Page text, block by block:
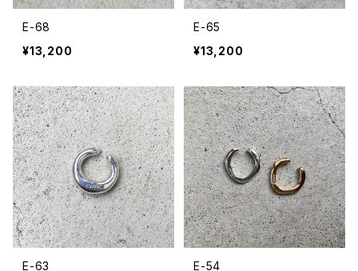
E-68
¥13,200
E-65
¥13,200
E-63
E-54